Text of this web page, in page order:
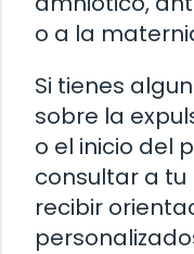
o a la
Si tienes
sobre la
o el inicio del
consultar a
recibir